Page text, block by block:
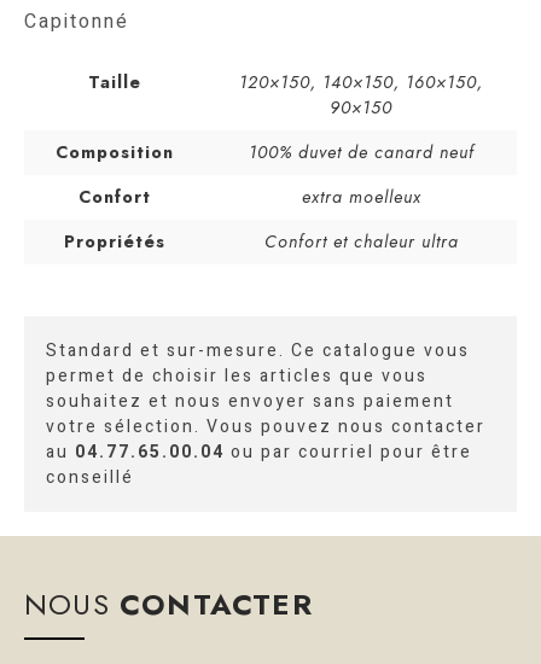
Capitonné
Taille 120×150, 140×150, 160×150,
90×150
Composition
100% duvet de canard neuf
Confort
extra moelleux
Propriétés
Confort et chaleur ultra
Standard et sur-mesure. Ce catalogue vous
permet de choisir les articles que vous
souhaitez et nous envoyer sans paiement
votre sélection. Vous pouvez nous contacter
au 04.77.65.00.04 ou par courriel pour être
conseillé
NOUS CONTACTER